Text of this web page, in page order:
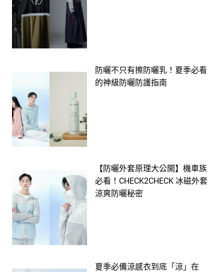
防曬不只有擦防曬乳！夏季必看
的神級防曬防護指南
【防曬外套原理大公開】機車族
必看！CHECK2CHECK 冰磁外套
涼爽防曬秘密
夏季必備涼感衣到底「涼」在